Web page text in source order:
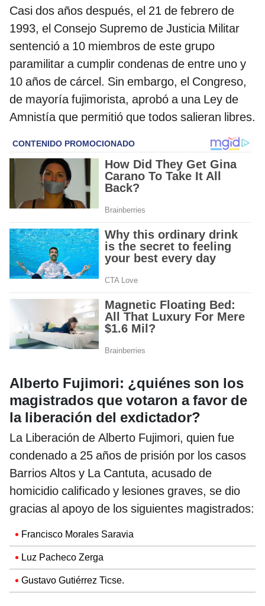
Casi dos años después, el 21 de febrero de
1993, el Consejo Supremo de Justicia Militar
sentenció a 10 miembros de este grupo
paramilitar a cumplir condenas de entre uno y
10 años de cárcel. Sin embargo, el Congreso,
de mayoría fujimorista, aprobó a una Ley de
Amnistía que permitió que todos salieran libres.
Alberto Fujimori: ¿quiénes son los
magistrados que votaron a favor de
la liberación del exdictador?
La Liberación de Alberto Fujimori, quien fue
condenado a 25 años de prisión por los casos
Barrios Altos y La Cantuta, acusado de
homicidio calificado y lesiones graves, se dio
gracias al apoyo de los siguientes magistrados:
Francisco Morales Saravia
Luz Pacheco Zerga
Gustavo Gutiérrez Ticse.